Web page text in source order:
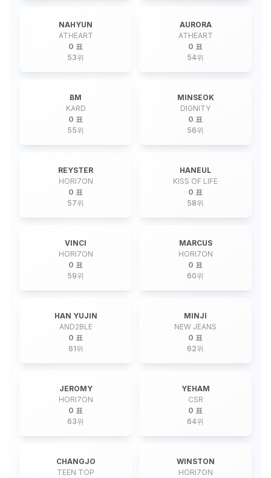
NAHYUN
ATHEART
0 표
53위
AURORA
ATHEART
0 표
54위
BM
KARD
0 표
55위
MINSEOK
DIGNITY
0 표
56위
REYSTER
HORI7ON
0 표
57위
HANEUL
KISS OF LIFE
0 표
58위
VINCI
HORI7ON
0 표
59위
MARCUS
HORI7ON
0 표
60위
HAN YUJIN
AND2BLE
0 표
61위
MINJI
NEW JEANS
0 표
62위
JEROMY
HORI7ON
0 표
63위
YEHAM
CSR
0 표
64위
CHANGJO
TEEN TOP
WINSTON
HORI7ON